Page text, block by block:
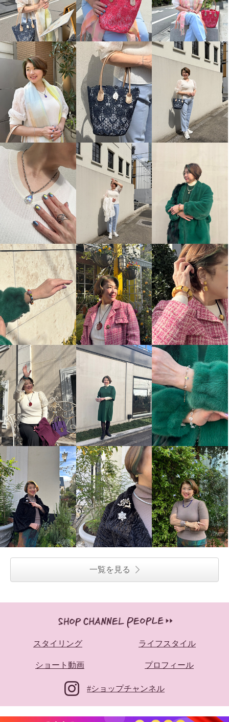
一覧を見る
スタイリング ライフスタイル
ショート動画 プロフィール
#ショップチャンネル